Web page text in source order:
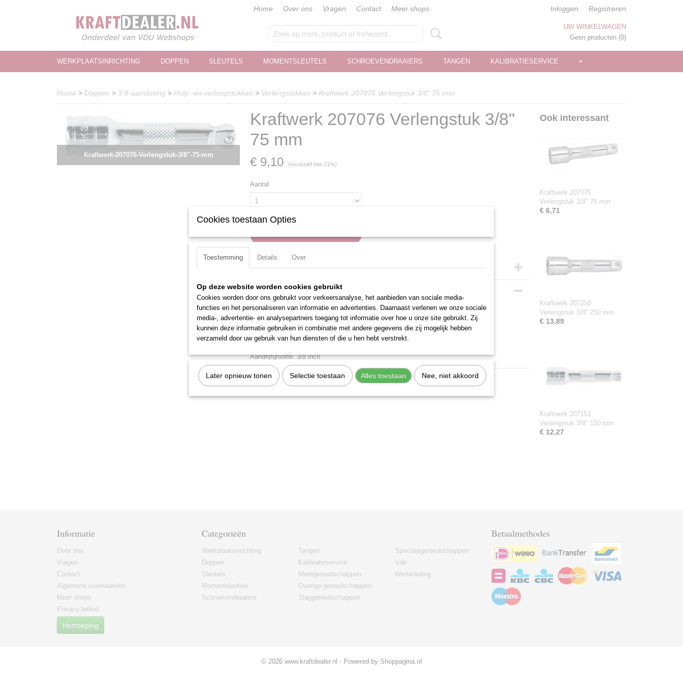
Home Over ons Vragen Contact Meer shops Inloggen Registreren
UW WINKELWAGEN
Geen producten (0)
WERKPLAATSINRICHTING DOPPEN SLEUTELS MOMENTSLEUTELS SCHROEVENDRAAIERS TANGEN KALIBRATIESERVICE +
Home > Doppen > 3-8-aansluiting > Hulp--en-verloopstukken > Verlengstukken > Kraftwerk 207076 Verlengstuk 3/8" 75 mm
Kraftwerk-207076-Verlengstuk-3/8"-75-mm
Kraftwerk 207076 Verlengstuk 3/8"
75 mm
€ 9,10 (exclusief btw 21%)
Aantal
Specificaties
Productcode
EAN code
7612206031776
Productcode leverancier
207076
Omschrijving
Verchroomd en voorzien van 20° zwenkbaar aandrijfvierkant.
Materiaal: Chroom Vanadium
Totale lengte: 75 mm
Aandrijfgrootte: 3/8 inch
Ook interessant
Kraftwerk 207075
Verlengstuk 3/8" 75 mm
€ 6,71
Kraftwerk 207250
Verlengstuk 3/8" 250 mm
€ 13,89
Kraftwerk 207151
Verlengstuk 3/8" 150 mm
€ 12,27
Informatie
Over ons
Vragen
Contact
Algemene voorwaarden
Meer shops
Privacy beleid
Herroeping
Categorieën
Werkplaatsinrichting
Doppen
Sleutels
Momentsleutels
Schroevendraaiers
Tangen
Kalibratieservice
Meetgereedschappen
Overige-gereedschappen
Slaggereedschappen
Speciaalgereedschappen
Vde
Werkkleding
Betaalmethodes
© 2026 www.kraftdealer.nl - Powered by Shoppagina.nl
Cookies toestaan Opties
Toestemming Details Over
Op deze website worden cookies gebruikt
Cookies worden door ons gebruikt voor verkeersanalyse, het aanbieden van sociale media-
functies en het personaliseren van informatie en advertenties. Daarnaast verlenen we onze sociale
media-, advertentie- en analysepartners toegang tot informatie over hoe u onze site gebruikt. Zij
kunnen deze informatie gebruiken in combinatie met andere gegevens die zij mogelijk hebben
verzameld door uw gebruik van hun diensten of die u hen hebt verstrekt.
Later opnieuw tonen Selectie toestaan Alles toestaan Nee, niet akkoord